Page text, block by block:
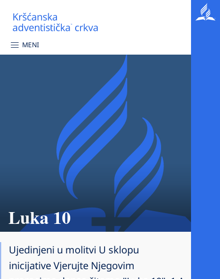
MENI
Luka 10
Ujedinjeni u molitvi U sklopu
inicijative Vjerujte Njegovim